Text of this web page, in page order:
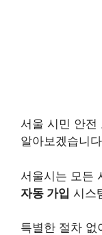
서울 시민 안전
알아보겠습니
서울시는 모든
자동 가입 시스
특별한 절차 없